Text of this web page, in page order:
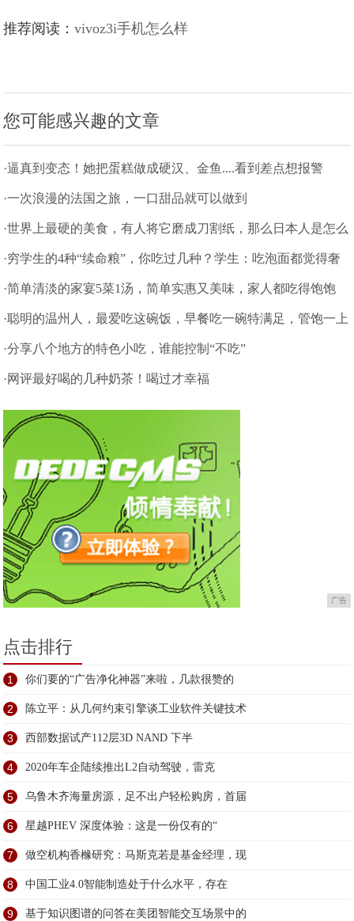
推荐阅读：vivoz3i手机怎么样
您可能感兴趣的文章
·逼真到变态！她把蛋糕做成硬汉、金鱼....看到差点想报警
·一次浪漫的法国之旅，一口甜品就可以做到
·世界上最硬的美食，有人将它磨成刀割纸，那么日本人是怎么
吃的？
·穷学生的4种“续命粮”，你吃过几种？学生：吃泡面都觉得奢
侈
·简单清淡的家宴5菜1汤，简单实惠又美味，家人都吃得饱饱
的
·聪明的温州人，最爱吃这碗饭，早餐吃一碗特满足，管饱一上
午
·分享八个地方的特色小吃，谁能控制“不吃”
·网评最好喝的几种奶茶！喝过才幸福
广告
点击排行
1 你们要的“广告净化神器”来啦，几款很赞的
2 陈立平：从几何约束引擎谈工业软件关键技术
3 西部数据试产112层3D NAND 下半
4 2020年车企陆续推出L2自动驾驶，雷克
5 乌鲁木齐海量房源，足不出户轻松购房，首届
6 星越PHEV 深度体验：这是一份仅有的“
7 做空机构香橼研究：马斯克若是基金经理，现
8 中国工业4.0智能制造处于什么水平，存在
9 基于知识图谱的问答在美团智能交互场景中的